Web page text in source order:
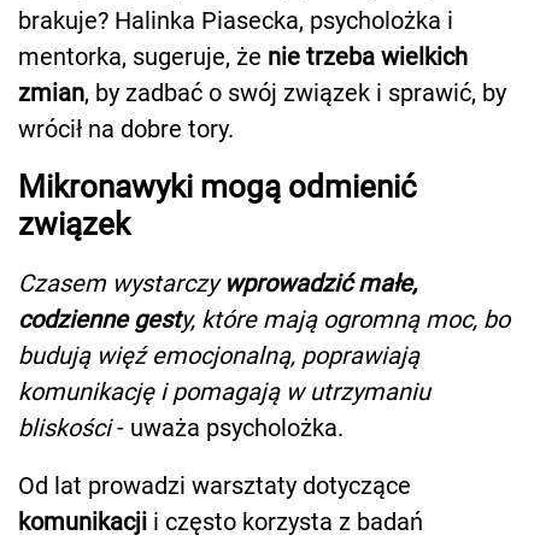
brakuje? Halinka Piasecka, psycholożka i
mentorka, sugeruje, że nie trzeba wielkich
zmian, by zadbać o swój związek i sprawić, by
wrócił na dobre tory.
Mikronawyki mogą odmienić
związek
Czasem wystarczywprowadzić małe,
codzienne gesty, które mają ogromną moc, bo
budują więź emocjonalną, poprawiają
komunikację i pomagają w utrzymaniu
bliskości- uważa psycholożka.
Od lat prowadzi warsztaty dotyczące
komunikacji i często korzysta z badań